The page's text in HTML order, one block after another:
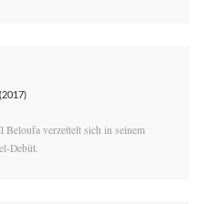
verzettelt sich in seinem
Debüt.